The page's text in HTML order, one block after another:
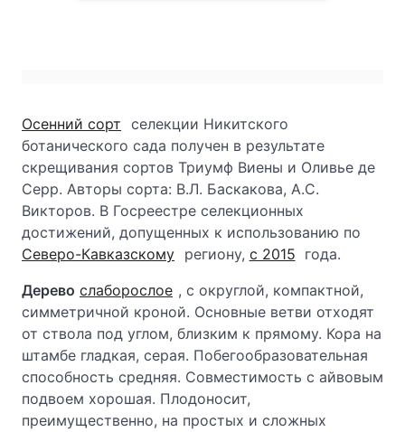
Осенний сорт селекции Никитского
ботанического сада получен в результате
скрещивания сортов Триумф Виены и Оливье де
Серр. Авторы сорта: В.Л. Баскакова, А.С.
Викторов. В Госреестре селекционных
достижений, допущенных к использованию по
Северо-Кавказскому региону, с 2015 года.
Дерево слаборослое , с округлой, компактной,
симметричной кроной. Основные ветви отходят
от ствола под углом, близким к прямому. Кора на
штамбе гладкая, серая. Побегообразовательная
способность средняя. Совместимость с айвовым
подвоем хорошая. Плодоносит,
преимущественно, на простых и сложных